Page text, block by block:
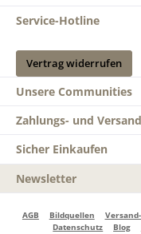
Service-Hotline
Vertrag widerrufen
Unsere Communities
Zahlungs- und
Sicher Einkaufen
Newsletter
AGB Bildquellen
Datenschutz
Blog